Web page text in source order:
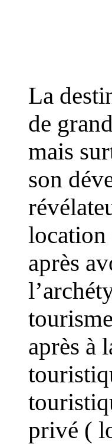
La
de
mais
son
location
après
après à
privé (